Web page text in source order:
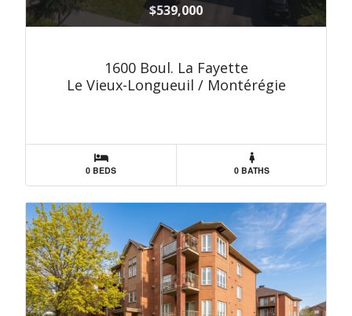
$539,000
1600 Boul. La Fayette
Le Vieux-Longueuil / Montérégie
0 BEDS 0 BATHS